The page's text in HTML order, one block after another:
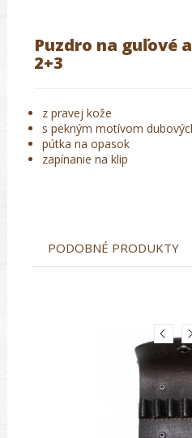
Puzdro na guľové
2+3
z pravej kože
s pekným motívom
pútka na opasok
zapínanie na klip
PODOBNÉ PRODUKTY